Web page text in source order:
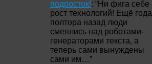
подросток!: “Ни фига себе
рост технологий! Ещё года
полтора назад люди
смеялись над роботами-
генераторами текста, а
теперь сами вынуждены
сами им…”